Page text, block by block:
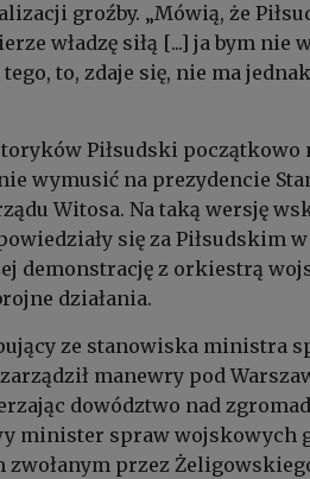
groźby. „Mówią, że
władzę siłą [...] ja bym nie
to, zdaje się, nie ma
Piłsudski początkowo
wymusić na prezydencie
Witosa. Na taką wersję
się za Piłsudskim
demonstrację z orkiestrą
działania.
ze stanowiska ministra
manewry pod
dowództwo nad
minister spraw wojskowych
zwołanym przez